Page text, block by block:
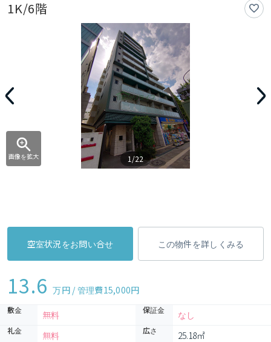
1K/6階
画像を拡大 1/22
空室状況をお問い合せ この物件を詳しくみる
13.6 万円 / 管理費15,000円
敷金 無料 保証金 なし
礼金 無料 広さ 25.18㎡